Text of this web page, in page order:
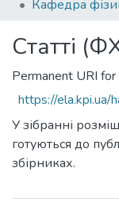
All of DSpace
Statistics
Статті
Permanent URI
https://
У зібранні
готуються до
збірниках.